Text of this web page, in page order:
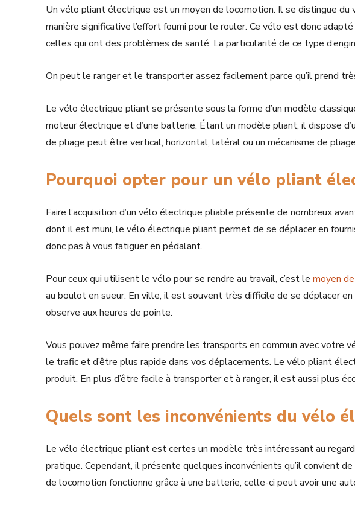
Un vélo pliant électrique est un moyen de locomotion. Il se distingue du
manière significative l’effort fourni pour le rouler. Ce vélo est donc
celles qui ont des problèmes de santé. La particularité de ce type
On peut le ranger et le transporter assez facilement parce qu’il prend
Le vélo électrique pliant se présente sous la forme d’un modèle
moteur électrique et d’une batterie. Étant un modèle pliant, il dispose
de pliage peut être vertical, horizontal, latéral ou un mécanisme de
Pourquoi opter pour un vélo pliant
Faire l’acquisition d’un vélo électrique pliable présente de nombreux
dont il est muni, le vélo électrique pliant permet de se déplacer en
donc pas à vous fatiguer en pédalant.
Pour ceux qui utilisent le vélo pour se rendre au travail, c’est le moyen
au boulot en sueur. En ville, il est souvent très difficile de se déplacer en
observe aux heures de pointe.
Vous pouvez même faire prendre les transports en commun avec votre
le trafic et d’être plus rapide dans vos déplacements. Le vélo pliant
produit. En plus d’être facile à transporter et à ranger, il est aussi plus
Quels sont les inconvénients du vélo
Le vélo électrique pliant est certes un modèle très intéressant au
pratique. Cependant, il présente quelques inconvénients qu’il convient
de locomotion fonctionne grâce à une batterie, celle-ci peut avoir une